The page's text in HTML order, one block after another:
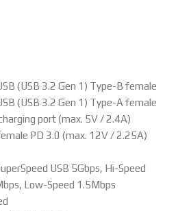
(USB 3.2 Gen 1) Type-B female
(USB 3.2 Gen 1) Type-A female
port (max. 5V / 2.4A)
PD 3.0 (max. 12V / 2.25A)
USB 5Gbps, Hi-Speed
Low-Speed 1.5Mbps